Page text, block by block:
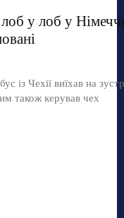
лоб у лоб у
із Чехії виїхав на
також керував чех